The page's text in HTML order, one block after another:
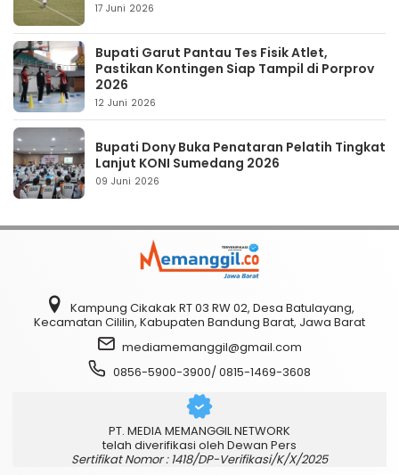
17 Juni 2026
Bupati Garut Pantau Tes Fisik Atlet,
Pastikan Kontingen Siap Tampil di Porprov
2026
12 Juni 2026
Bupati Dony Buka Penataran Pelatih Tingkat
Lanjut KONI Sumedang 2026
09 Juni 2026
Kampung Cikakak RT 03 RW 02, Desa Batulayang,
Kecamatan Cililin, Kabupaten Bandung Barat, Jawa Barat
mediamemanggil@gmail.com
0856-5900-3900/ 0815-1469-3608
PT. MEDIA MEMANGGIL NETWORK
telah diverifikasi oleh Dewan Pers
Sertifikat Nomor : 1418/DP-Verifikasi/K/X/2025